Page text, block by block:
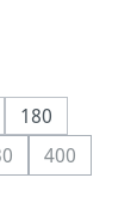
pas
disponible
n'est pas
180
n'est pas
option
400(Cette
pas disponible
n'est pas